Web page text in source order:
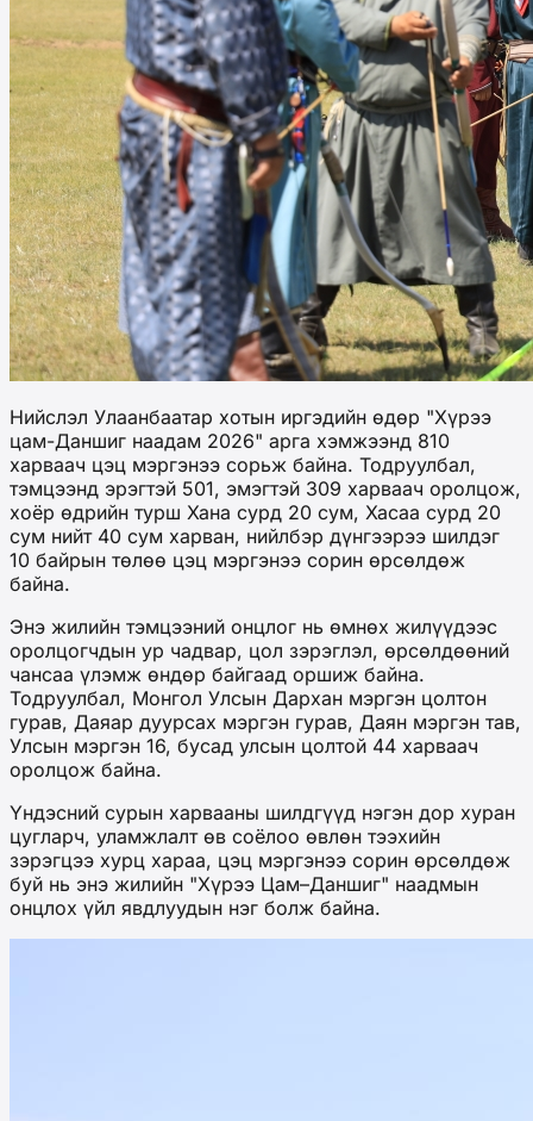
Нийслэл Улаанбаатар хотын иргэдийн өдөр "Хүрээ
цам-Даншиг наадам 2026" арга хэмжээнд 810
харваач цэц мэргэнээ сорьж байна. Тодруулбал,
тэмцээнд эрэгтэй 501, эмэгтэй 309 харваач оролцож,
хоёр өдрийн турш Хана сурд 20 сум, Хасаа сурд 20
сум нийт 40 сум харван, нийлбэр дүнгээрээ шилдэг
10 байрын төлөө цэц мэргэнээ сорин өрсөлдөж
байна.
Энэ жилийн тэмцээний онцлог нь өмнөх жилүүдээс
оролцогчдын ур чадвар, цол зэрэглэл, өрсөлдөөний
чансаа үлэмж өндөр байгаад оршиж байна.
Тодруулбал, Монгол Улсын Дархан мэргэн цолтон
гурав, Даяар дуурсах мэргэн гурав, Даян мэргэн тав,
Улсын мэргэн 16, бусад улсын цолтой 44 харваач
оролцож байна.
Үндэсний сурын харвааны шилдгүүд нэгэн дор хуран
цугларч, уламжлалт өв соёлоо өвлөн тээхийн
зэрэгцээ хурц хараа, цэц мэргэнээ сорин өрсөлдөж
буй нь энэ жилийн "Хүрээ Цам–Даншиг" наадмын
онцлох үйл явдлуудын нэг болж байна.